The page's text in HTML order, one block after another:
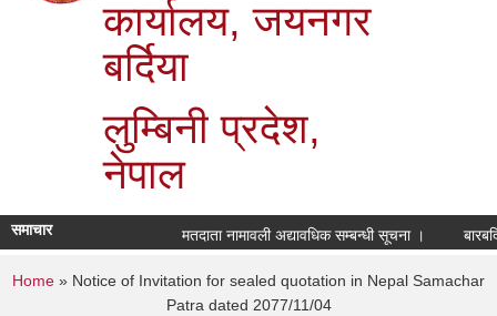
कार्यालय, जयनगर
बर्दिया
लुम्बिनी प्रदेश,
नेपाल
समाचार मतदाता नामावली अद्यावधिक सम्बन्धी सूचना ।
You are here
Home » Notice of Invitation for sealed quotation in Nepal Samachar
Patra dated 2077/11/04